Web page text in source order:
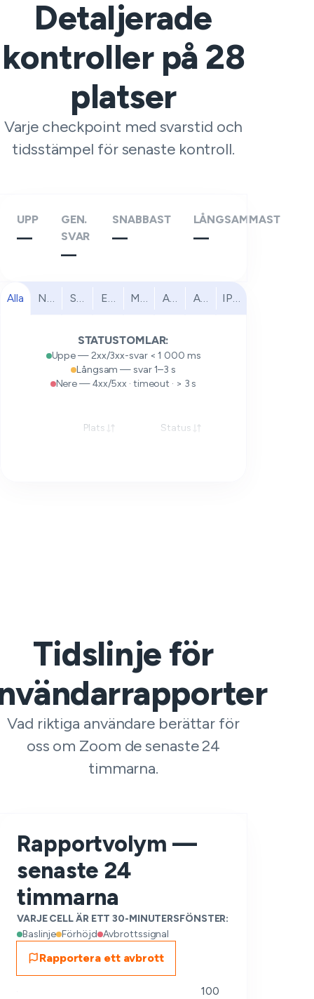
Detaljerade
kontroller på28
platser
Varje checkpoint med svarstid och
tidsstämpel för senaste kontroll.
UPP
—
GEN.
SVAR
—
SNABBAST
—
LÅNGSAMMAST
—
Alla NordamerikaSydamerikaEuropaMellanöstern
Afrika Asien och
IPv6
STATUSTOMLAR:
Uppe — 2xx/3xx-svar < 1 000 ms
Långsam — svar 1–3 s
Nere — 4xx/5xx · timeout · > 3 s
Plats Status
Tidslinje för
Vad riktiga användare berättar för
oss om Zoom de senaste 24
timmarna.
Rapportvolym —
senaste 24
timmarna
VARJE CELL ÄR ETT 30-MINUTERSFÖNSTER:
Baslinje Förhöjd Avbrottssignal
Rapportera ett avbrott
100